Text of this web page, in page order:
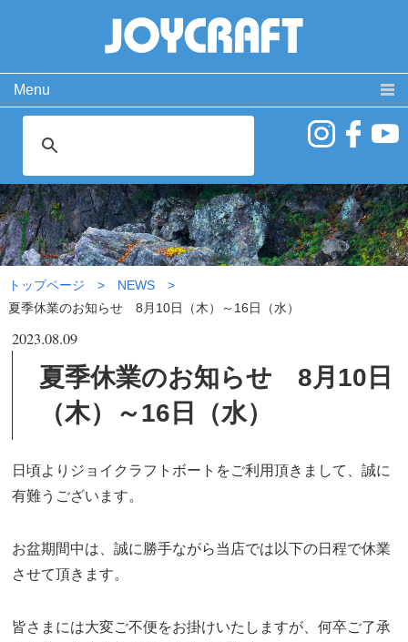
Menu
取扱説明書
MANUAL
SPECIAL MOVIE
よくある質問
FAQ
お問い合わせ
CONTACT
夏季休業のお知らせ 8月10日
（木）～16日（水）|NEWS
トップページ
NEWS
夏季休業のお知らせ 8月10日（木）～16日（水）
2023.08.09
夏季休業のお知らせ 8月10日
（木）～16日（水）
日頃よりジョイクラフトボートをご利用頂きまして、誠に
有難うございます。
お盆期間中は、誠に勝手ながら当店では以下の日程で休業
させて頂きます。
皆さまには大変ご不便をお掛けいたしますが、何卒ご了承